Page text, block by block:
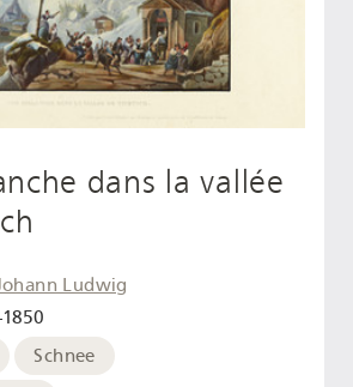
dans la vallée
Ludwig
Schnee